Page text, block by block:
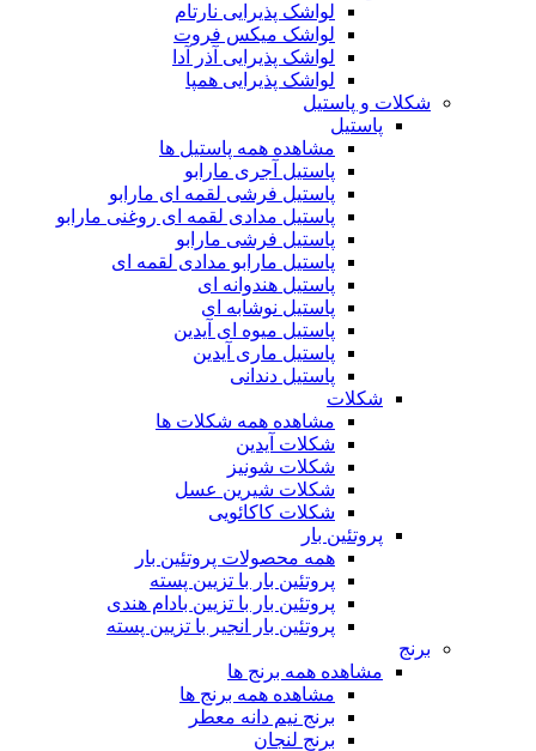
لواشک پذیرایی نارتام
لواشک میکس فروت
لواشک پذیرایی آذر آدا
لواشک پذیرایی همپا
شکلات و پاستیل
پاستیل
مشاهده همه پاستیل ها
پاستیل آجری مارابو
پاستیل فرشی لقمه ای مارابو
پاستیل مدادی لقمه ای روغنی مارابو
پاستیل فرشی مارابو
پاستیل مارابو مدادی لقمه ای
پاستیل هندوانه ای
پاستیل نوشابه ای
پاستیل میوه ای آیدین
پاستیل ماری آیدین
پاستیل دندانی
شکلات
مشاهده همه شکلات ها
شکلات آیدین
شکلات شونیز
شکلات شیرین عسل
شکلات کاکائویی
پروتئین بار
همه محصولات پروتئین بار
پروتئین بار با تزیین پسته
پروتئین بار با تزیین بادام هندی
پروتئین بار انجیر با تزیین پسته
برنج
مشاهده همه برنج ها
مشاهده همه برنج ها
برنج نیم دانه معطر
برنج لنجان